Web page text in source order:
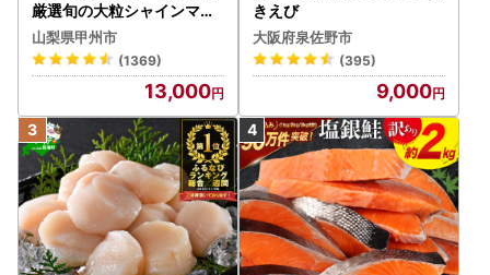
厳選旬の大粒シャインマス
カット 約1.3kg 2～3房【2
026年発送】（MG）B12-
472 FN-Limited-VO シャ
インマスカット フルーツ
山梨県甲州市
(1369)
13,000
きえび
大阪府泉佐野市
(395)
9,000